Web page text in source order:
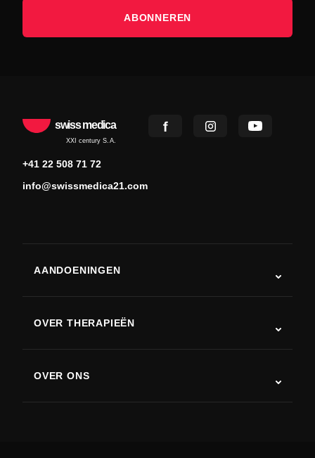
ABONNEREN
swiss medica
XXI century S.A.
+41 22 508 71 72
info@swissmedica21.com
AANDOENINGEN
Ziekte van Parkinson
Artritis
OVER THERAPIEËN
OVER ONS